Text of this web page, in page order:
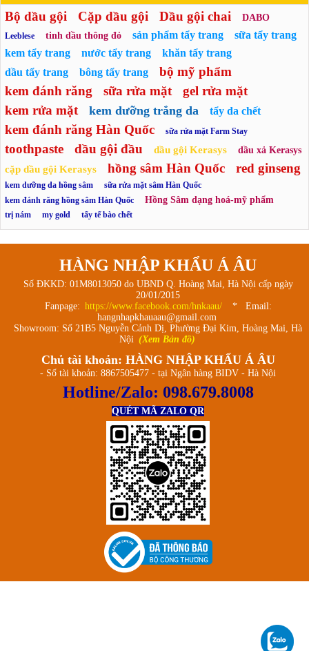
Bộ dầu gội Cặp dầu gội Dầu gội chai DABO
Leeblese tinh dầu thông đỏ sản phẩm tẩy trang
sữa tẩy trang
kem tẩy trang
nước tẩy trang
khăn tẩy trang
dầu tẩy trang
bông tẩy trang
bộ mỹ phẩm
kem đánh răng
sữa rửa mặt
gel rửa mặt
kem rửa mặt
kem dưỡng trắng da tẩy da chết
kem đánh răng Hàn Quốc sữa rửa mặt Farm Stay
toothpaste dầu gội đầu dầu gội Kerasys dầu xả Kerasys
cặp dầu gội Kerasys hồng sâm Hàn Quốc red ginseng
kem dưỡng da hồng sâm
sữa rửa mặt sâm Hàn Quốc
kem đánh răng hồng sâm Hàn Quốc
Hồng Sâm dạng hoá-mỹ phẩm
trị nám my gold tẩy tế bào chết
HÀNG NHẬP KHẨU Á ÂU
Số ĐKKD: 01M8013050 do UBND Q. Hoàng Mai, Hà Nội cấp ngày
20/01/2015
Fanpage: https://www.facebook.com/hnkaau/
* Email:
hangnhapkhauaau@gmail.com
Showroom: Số 21B5 Nguyễn Cảnh Dị, Phường Đại Kim, Hoàng Mai, Hà
Nội (Xem Bản đồ)
Chủ tài khoản: HÀNG NHẬP KHẨU Á ÂU
- Số tài khoản: 8867505477 - tại Ngân hàng BIDV - Hà Nội
Hotline/Zalo: 098.679.8008
QUÉT MÃ ZALO QR